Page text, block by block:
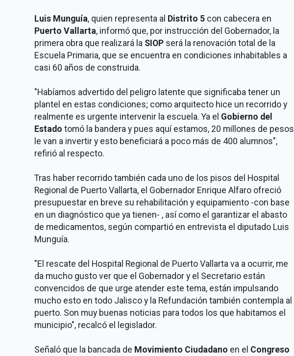
Luis Munguía, quien representa al Distrito 5 con cabecera en
Puerto Vallarta, informó que, por instrucción del Gobernador, la
primera obra que realizará la SIOP será la renovación total de la
Escuela Primaria, que se encuentra en condiciones inhabitables a
casi 60 años de construida.
"Habíamos advertido del peligro latente que significaba tener un
plantel en estas condiciones; como arquitecto hice un recorrido y
realmente es urgente intervenir la escuela. Ya el Gobierno del
Estado tomó la bandera y pues aquí estamos, 20 millones de pesos
le van a invertir y esto beneficiará a poco más de 400 alumnos",
refirió al respecto.
Tras haber recorrido también cada uno de los pisos del Hospital
Regional de Puerto Vallarta, el Gobernador Enrique Alfaro ofreció
presupuestar en breve su rehabilitación y equipamiento -con base
en un diagnóstico que ya tienen- , así como el garantizar el abasto
de medicamentos, según compartió en entrevista el diputado Luis
Munguía.
"El rescate del Hospital Regional de Puerto Vallarta va a ocurrir, me
da mucho gusto ver que el Gobernador y el Secretario están
convencidos de que urge atender este tema, están impulsando
mucho esto en todo Jalisco y la Refundación también contempla al
puerto. Son muy buenas noticias para todos los que habitamos el
municipio", recalcó el legislador.
Señaló que la bancada de Movimiento Ciudadano en el Congreso